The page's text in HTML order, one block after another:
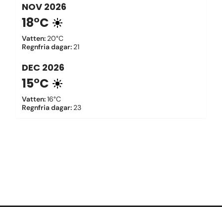
NOV 2026
18°C
Vatten: 20°C
Regnfria dagar: 21
DEC 2026
15°C
Vatten:16°C
Regnfria dagar: 23